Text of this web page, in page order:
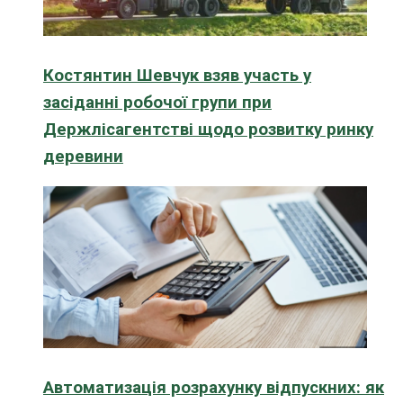
Костянтин Шевчук взяв участь у
засіданні робочої групи при
Держлісагентстві щодо розвитку ринку
деревини
Автоматизація розрахунку відпускних: як